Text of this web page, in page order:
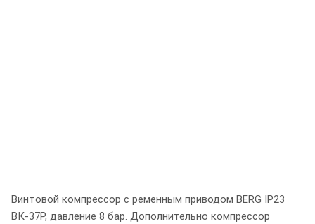
Винтовой компрессор с ременным приводом BERG IP23
ВК-37Р, давление 8 бар. Дополнительно компрессор